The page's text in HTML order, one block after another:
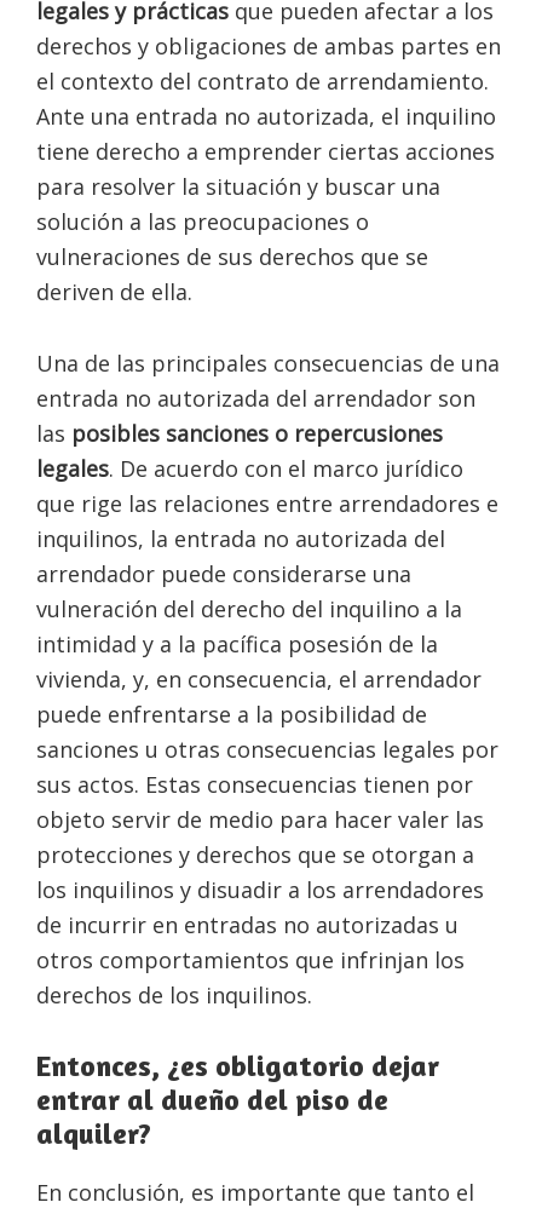
legales y prácticas que pueden afectar a los
derechos y obligaciones de ambas partes en
el contexto del contrato de arrendamiento.
Ante una entrada no autorizada, el inquilino
tiene derecho a emprender ciertas acciones
para resolver la situación y buscar una
solución a las preocupaciones o
vulneraciones de sus derechos que se
deriven de ella.
Una de las principales consecuencias de una
entrada no autorizada del arrendador son
las posibles sanciones o repercusiones
legales. De acuerdo con el marco jurídico
que rige las relaciones entre arrendadores e
inquilinos, la entrada no autorizada del
arrendador puede considerarse una
vulneración del derecho del inquilino a la
intimidad y a la pacífica posesión de la
vivienda, y, en consecuencia, el arrendador
puede enfrentarse a la posibilidad de
sanciones u otras consecuencias legales por
sus actos. Estas consecuencias tienen por
objeto servir de medio para hacer valer las
protecciones y derechos que se otorgan a
los inquilinos y disuadir a los arrendadores
de incurrir en entradas no autorizadas u
otros comportamientos que infrinjan los
derechos de los inquilinos.
Entonces, ¿es obligatorio dejar
entrar al dueño del piso de
alquiler?
En conclusión, es importante que tanto el